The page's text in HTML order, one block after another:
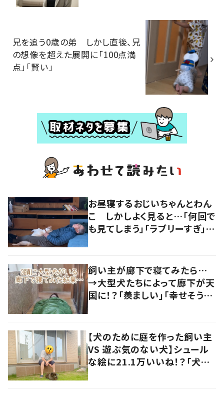
兄を追う0歳の弟 しかし直後、兄
の想像を超えた展開に「100点満
点」「賢い」
お昼寝するおじいちゃんとわん
こ しかしよく見ると…「何回で
も見てしまう」「ラブリーすぎ」の
飼い主が廊下で寝てみたら…
→大型犬たちによって廊下が天
国に！？「羨ましい」「幸せそう」
【犬のために庭を作った飼い主
VS 遊ぶ気のない犬】シュール
な絵に21.1万いいね！？「犬の